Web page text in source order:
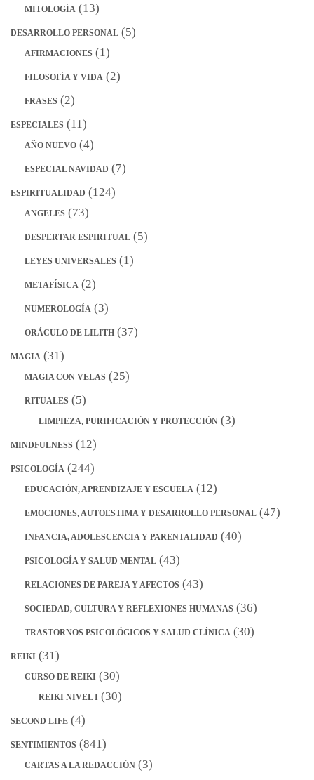
MITOLOGÍA (13)
DESARROLLO PERSONAL (5)
AFIRMACIONES (1)
FILOSOFÍA Y VIDA (2)
FRASES (2)
ESPECIALES (11)
AÑO NUEVO (4)
ESPECIAL NAVIDAD (7)
ESPIRITUALIDAD (124)
ANGELES (73)
DESPERTAR ESPIRITUAL (5)
LEYES UNIVERSALES (1)
METAFÍSICA (2)
NUMEROLOGÍA (3)
ORÁCULO DE LILITH (37)
MAGIA (31)
MAGIA CON VELAS (25)
RITUALES (5)
LIMPIEZA, PURIFICACIÓN Y PROTECCIÓN (3)
MINDFULNESS (12)
PSICOLOGÍA (244)
EDUCACIÓN, APRENDIZAJE Y ESCUELA (12)
EMOCIONES, AUTOESTIMA Y DESARROLLO PERSONAL (47)
INFANCIA, ADOLESCENCIA Y PARENTALIDAD (40)
PSICOLOGÍA Y SALUD MENTAL (43)
RELACIONES DE PAREJA Y AFECTOS (43)
SOCIEDAD, CULTURA Y REFLEXIONES HUMANAS (36)
TRASTORNOS PSICOLÓGICOS Y SALUD CLÍNICA (30)
REIKI (31)
CURSO DE REIKI (30)
REIKI NIVEL I (30)
SECOND LIFE (4)
SENTIMIENTOS (841)
CARTAS A LA REDACCIÓN (3)